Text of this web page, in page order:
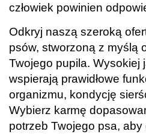
człowiek powinien
Odkryj naszą szeroką
psów, stworzoną z myślą
Twojego pupila. Wysokiej
wspierają prawidłowe
organizmu, kondycję
Wybierz karmę
potrzeb Twojego psa, aby